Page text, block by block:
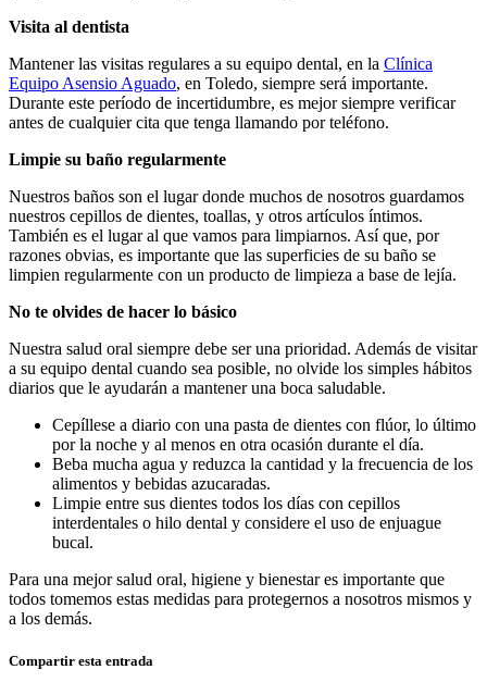
Visita al dentista
Mantener las visitas regulares a su equipo dental, en la Clínica
Equipo Asensio Aguado, en Toledo, siempre será importante.
Durante este período de incertidumbre, es mejor siempre verificar
antes de cualquier cita que tenga llamando por teléfono.
Limpie su baño regularmente
Nuestros baños son el lugar donde muchos de nosotros guardamos
nuestros cepillos de dientes, toallas, y otros artículos íntimos.
También es el lugar al que vamos para limpiarnos. Así que, por
razones obvias, es importante que las superficies de su baño se
limpien regularmente con un producto de limpieza a base de lejía.
No te olvides de hacer lo básico
Nuestra salud oral siempre debe ser una prioridad. Además de visitar
a su equipo dental cuando sea posible, no olvide los simples hábitos
diarios que le ayudarán a mantener una boca saludable.
Cepíllese a diario con una pasta de dientes con flúor, lo último
por la noche y al menos en otra ocasión durante el día.
Beba mucha agua y reduzca la cantidad y la frecuencia de los
alimentos y bebidas azucaradas.
Limpie entre sus dientes todos los días con cepillos
interdentales o hilo dental y considere el uso de enjuague
bucal.
Para una mejor salud oral, higiene y bienestar es importante que
todos tomemos estas medidas para protegernos a nosotros mismos y
a los demás.
Compartir esta entrada